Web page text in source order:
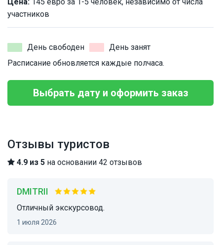
участников
День свободен
День занят
Расписание обновляется каждые полчаса.
Выбрать дату и оформить заказ
Отзывы туристов
4.9 из 5 на основании 42 отзывов
DMITRII
Отличный экскурсовод.
1 июля 2026